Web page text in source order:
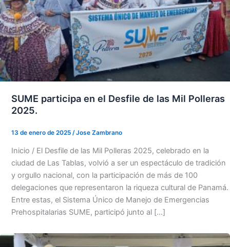
SUME participa en el Desfile de las Mil Polleras
2025.
13 de enero de 2025 /Jose Zambrano
Inicio / El Desfile de las Mil Polleras 2025, celebrado en la
ciudad de Las Tablas, volvió a ser un espectáculo de tradición
y orgullo nacional, con la participación de más de 100
delegaciones que representaron la riqueza cultural de Panamá.
Entre estas, el Sistema Único de Manejo de Emergencias
Prehospitalarias SUME, participó junto al […]